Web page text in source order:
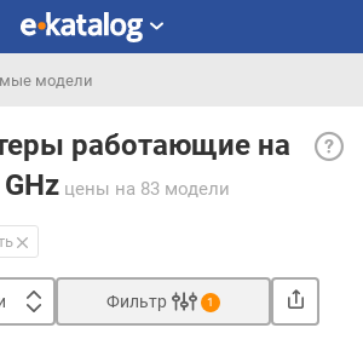
модели
работающие на
цены на 83 модели
2.4
GHz
Фильтр 1